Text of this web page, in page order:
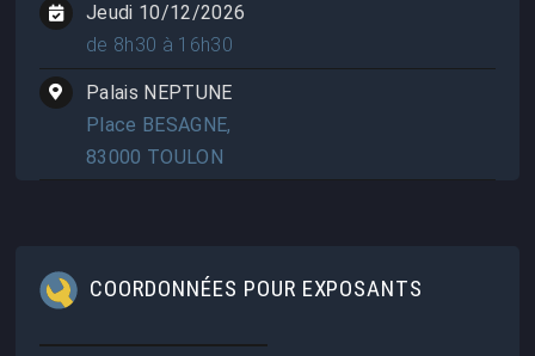
Jeudi 10/12/2026
de 8h30 à 16h30
Palais NEPTUNE
Place BESAGNE,
83000 TOULON
COORDONNÉES POUR EXPOSANTS